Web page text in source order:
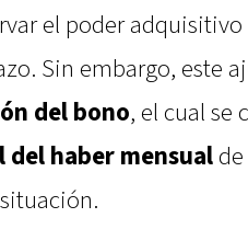
el poder
Sin embargo, este
del bono, el cual se
haber mensual